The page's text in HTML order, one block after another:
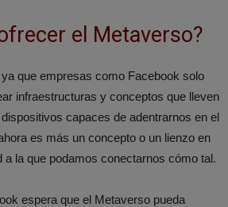
el Metaverso?
que empresas como Facebook solo
infraestructuras y conceptos que lleven
capaces de adentrarnos en el
es más un concepto o un lienzo en
a la que podamos conectarnos cómo tal.
espera que el Metaverso pueda